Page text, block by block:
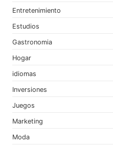
Entretenimiento
Estudios
Gastronomia
Hogar
idiomas
Inversiones
Juegos
Marketing
Moda